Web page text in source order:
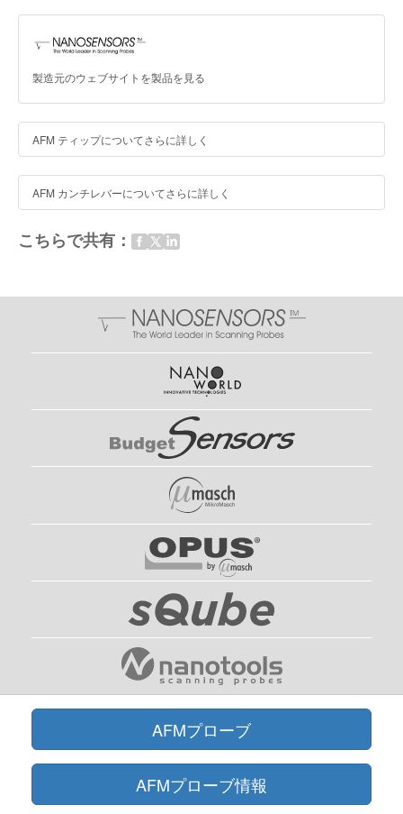
製造元のウェブサイトを製品を見る
AFM ティップについてさらに詳しく
AFM カンチレバーについてさらに詳しく
こちらで共有：
AFMプローブ
AFMプローブ情報